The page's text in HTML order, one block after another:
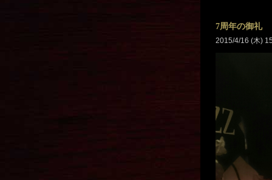
7周年の御礼
2015/4/16 (木)